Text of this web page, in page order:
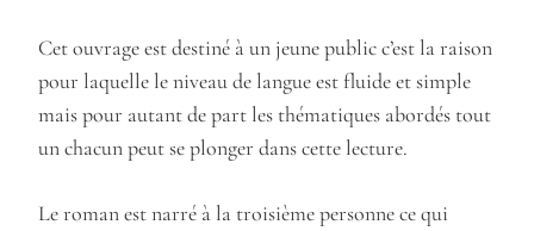
Cet ouvrage est destiné à un jeune public c’est la raison
pour laquelle le niveau de langue est fluide et simple
mais pour autant de part les thématiques abordés tout
un chacun peut se plonger dans cette lecture.
Le roman est narré à la troisième personne ce qui